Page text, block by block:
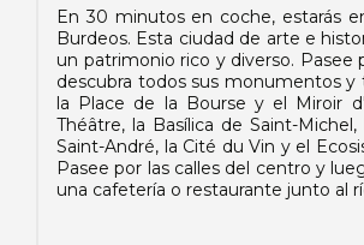
En 30 minutos en coche, estarás
Burdeos. Esta ciudad de arte e
un patrimonio rico y diverso. Pasee
descubra todos sus monumentos y
la Place de la Bourse y el Miroir
Théâtre, la Basílica de Saint-Michel,
Saint-André, la Cité du Vin y el
Pasee por las calles del centro y
una cafetería o restaurante junto al